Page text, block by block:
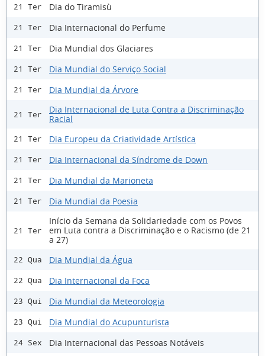
21 Ter Dia do Tiramisù
21 Ter Dia Internacional do Perfume
21 Ter Dia Mundial dos Glaciares
21 Ter Dia Mundial do Serviço Social
21 Ter Dia Mundial da Árvore
21 Ter
Dia Internacional de Luta Contra a Discriminação
Racial
21 Ter Dia Europeu da Criatividade Artística
21 Ter Dia Internacional da Síndrome de Down
21 Ter Dia Mundial da Marioneta
21 Ter Dia Mundial da Poesia
21 Ter
Início da Semana da Solidariedade com os Povos
em Luta contra a Discriminação e o Racismo (de 21
a 27)
22 Qua Dia Mundial da Água
22 Qua Dia Internacional da Foca
23 Qui Dia Mundial da Meteorologia
23 Qui Dia Mundial do Acupunturista
24 Sex Dia Internacional das Pessoas Notáveis